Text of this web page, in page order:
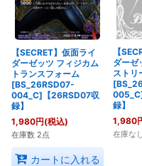
【SECRET】仮面ライ
ダーゼッツ フィジカム
トランスフォーム
[BS_26RSD07-
004_C]【26RSD07収
録】
1,980円(税込)
在庫数 2点
カートに入れる
【
ダーゼ
ストリ
録】
1,980
在庫なし